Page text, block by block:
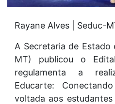
Rayane Alves | Seduc-
A Secretaria de Estado
MT) publicou o
regulamenta a
Educarte:
voltada aos